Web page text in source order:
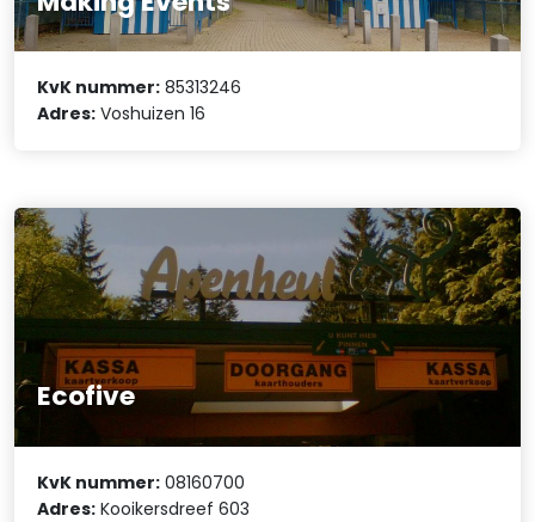
KvK nummer: 85313246
Adres: Voshuizen 16
Ecofive
KvK nummer: 08160700
Adres: Kooikersdreef 603